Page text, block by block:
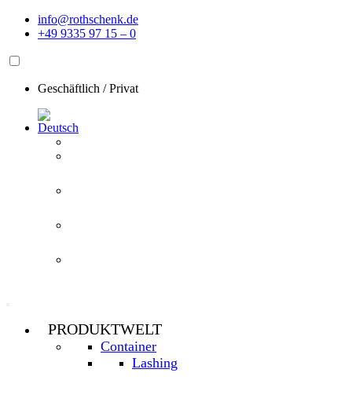
Zum
Inhalt
info@rothschenk.de
+49 9335 97 15 – 0
Geschäftlich /Privat
PRODUKTWELT
Container
Lashing